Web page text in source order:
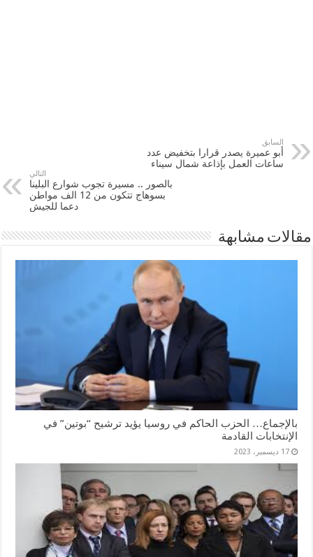
السابق
أبو عميرة يصدر قرارا بتخفيض عدد
ساعات العمل بإذاعة شمال سيناء
التالي
بالصور .. مسيرة تجوب شوارع البلينا
بسوهاج تتكون من 12 الف مواطن
دعما للجيش
مقالات مشابهة
بالإجماع… الحزب الحاكم في روسيا يؤيد ترشيح “بوتين” في
الإنتخابات القادمة
17 ديسمبر، 2023